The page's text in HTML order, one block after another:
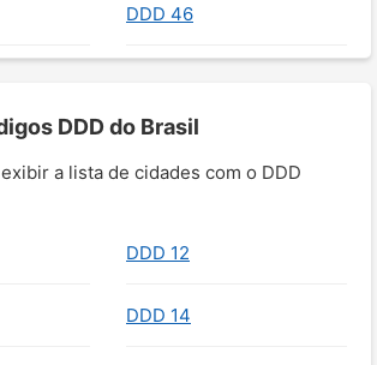
DDD 46
DDD do Brasil
a lista de cidades com o DDD
DDD 12
DDD 14